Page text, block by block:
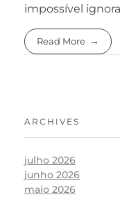
impossível
Read More
ARCHIVES
julho 2026
junho 2026
maio 2026